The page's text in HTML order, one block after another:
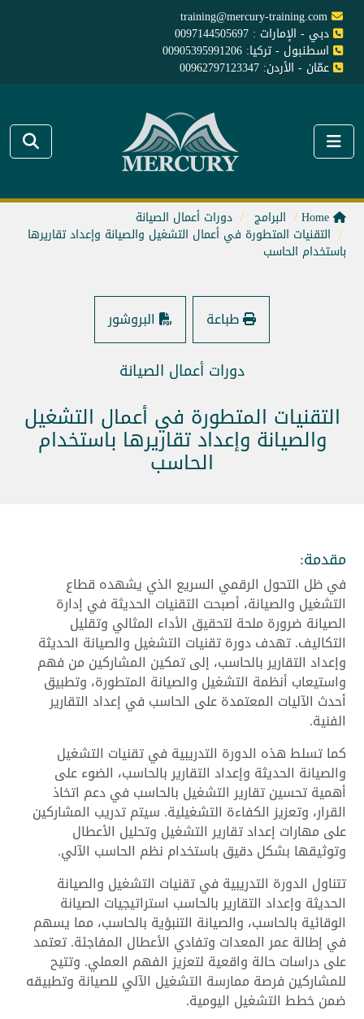
training@mercury-training.com
دبي - الإمارات : 0097144505697
اسطنبول - تركيا: 00905395991206
عمّان - الأردن: 00962797123347
البرامج دورات أعمال الصيانة
التقنيات المتطورة في أعمال التشغيل والصيانة وإعداد تقاريرها
باستخدام الحاسب
طباعة البروشور
دورات أعمال الصيانة
التقنيات المتطورة في أعمال التشغيل
والصيانة وإعداد تقاريرها باستخدام
الحاسب
مقدمة:
في ظل التحول الرقمي السريع الذي يشهده قطاع
التشغيل والصيانة، أصبحت التقنيات الحديثة في إدارة
الصيانة ضرورة ملحة لتحقيق الأداء المثالي وتقليل
التكاليف. تهدف دورة تقنيات التشغيل والصيانة الحديثة
وإعداد التقارير بالحاسب، إلى تمكين المشاركين من فهم
واستيعاب أنظمة التشغيل والصيانة المتطورة، وتطبيق
أحدث الآليات المعتمدة على الحاسب في إعداد التقارير
الفنية.
كما تسلط هذه الدورة التدريبية في تقنيات التشغيل
والصيانة الحديثة وإعداد التقارير بالحاسب، الضوء على
أهمية تحسين تقارير التشغيل بالحاسب في دعم اتخاذ
القرار، وتعزيز الكفاءة التشغيلية. سيتم تدريب المشاركين
على مهارات إعداد تقارير التشغيل وتحليل الأعطال
وتوثيقها بشكل دقيق باستخدام نظم الحاسب الآلي.
تتناول الدورة التدريبية في تقنيات التشغيل والصيانة
الحديثة وإعداد التقارير بالحاسب استراتيجيات الصيانة
الوقائية بالحاسب، والصيانة التنبؤية بالحاسب، مما يسهم
في إطالة عمر المعدات وتفادي الأعطال المفاجئة. تعتمد
على دراسات حالة واقعية لتعزيز الفهم العملي. وتتيح
للمشاركين فرصة ممارسة التشغيل الآلي للصيانة وتطبيقه
ضمن خطط التشغيل اليومية.